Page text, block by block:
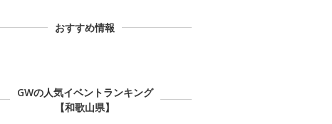
おすすめ情報
GWの人気イベントランキング
【和歌山県】